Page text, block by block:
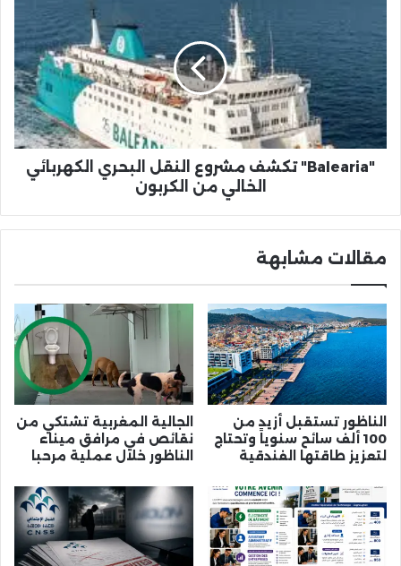
مشروع
النقل
البحري
الكهربائي
الخالي
من
الكربون
"Balearia" تكشف مشروع النقل البحري الكهربائي
الخالي من الكربون
مقالات مشابهة
الناظور تستقبل أزيد من
100 ألف سائح سنوياً وتحتاج
لتعزيز طاقتها الفندقية
الجالية المغربية تشتكي من
نقائص في مرافق ميناء
الناظور خلال عملية مرحبا